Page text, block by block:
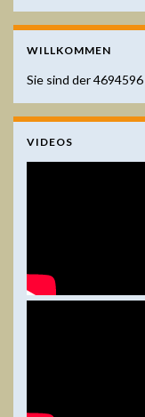
WILLKOMMEN
Sie sind der4694596
VIDEOS